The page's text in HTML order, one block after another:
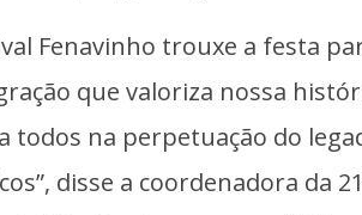
Fenavinho trouxe a festa
que valoriza nossa
todos na perpetuação do
disse a coordenadora da